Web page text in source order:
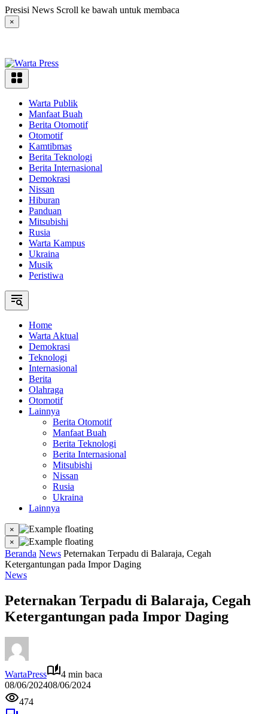
Langsung
ke
konten
Presisi News Scroll ke bawah untuk membaca
×
Warta Publik
Manfaat Buah
Berita Otomotif
Otomotif
Kamtibmas
Berita Teknologi
Berita Internasional
Demokrasi
Nissan
Hiburan
Panduan
Mitsubishi
Rusia
Warta Kampus
Ukraina
Musik
Peristiwa
Home
Warta Aktual
Demokrasi
Teknologi
Internasional
Berita
Olahraga
Otomotif
Lainnya
Berita Otomotif
Manfaat Buah
Berita Teknologi
Berita Internasional
Mitsubishi
Nissan
Rusia
Ukraina
Lainnya
×
×
Beranda News Peternakan Terpadu di Balaraja, Cegah
Ketergantungan pada Impor Daging
News
Peternakan Terpadu di Balaraja, Cegah
Ketergantungan pada Impor Daging
WartaPress
4 min baca
08/06/202408/06/2024
474